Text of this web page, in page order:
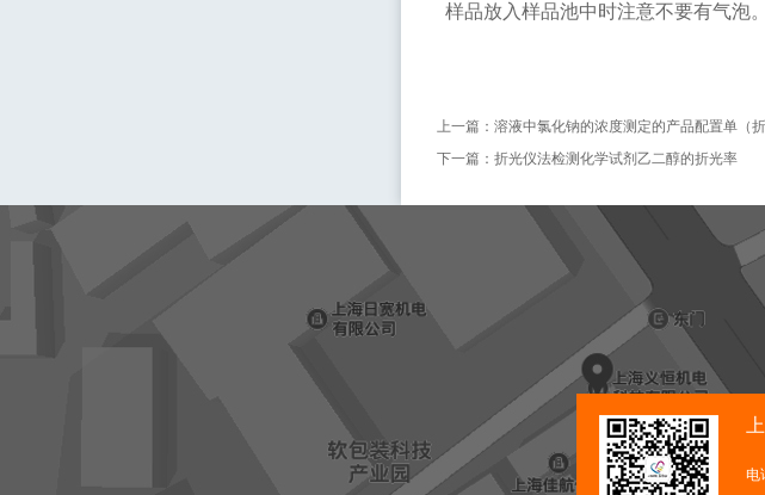
样品放入样品池中时注意不要有气泡
上一篇： 溶液中氯化钠的浓度测定的产品配置单（折
下一篇： 折光仪法检测化学试剂乙二醇的折光率
电